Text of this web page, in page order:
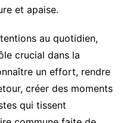
et apaise.
au quotidien,
crucial dans la
un effort, rendre
créer des moments
qui tissent